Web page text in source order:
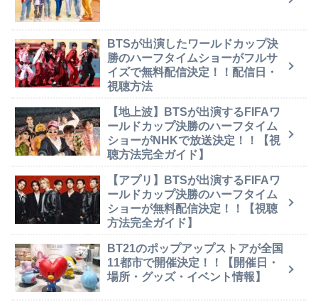
BTSが出演したワールドカップ決
勝のハーフタイムショーがフルサ
イズで無料配信決定！！配信日・
視聴方法
【地上波】BTSが出演するFIFAワ
ールドカップ決勝のハーフタイム
ショーがNHKで放送決定！！【視
聴方法完全ガイド】
【アプリ】BTSが出演するFIFAワ
ールドカップ決勝のハーフタイム
ショーが無料配信決定！！【視聴
方法完全ガイド】
BT21のポップアップストアが全国
11都市で開催決定！！【開催日・
場所・グッズ・イベント情報】